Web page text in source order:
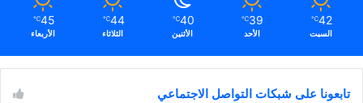
42
℃
السبت
39
℃
الأحد
40
℃
الأثنين
44
℃
الثلاثاء
45
℃
الأربعاء
تابعونا على شبكات التواصل الاجتماعي